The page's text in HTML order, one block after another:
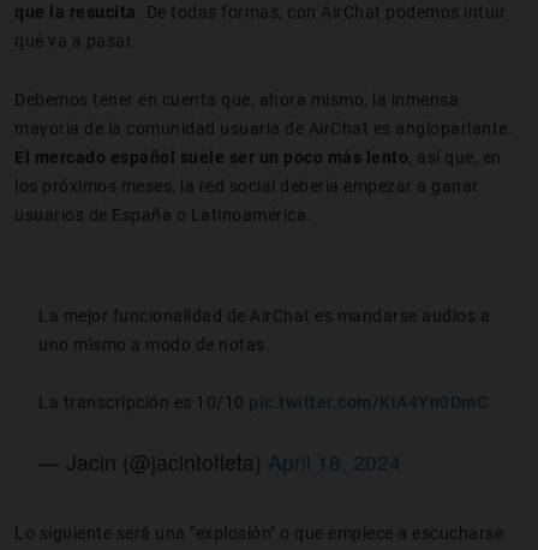
que la resucita. De todas formas, con AirChat podemos intuir
qué va a pasar.
Debemos tener en cuenta que, ahora mismo, la inmensa
mayoría de la comunidad usuaria de AirChat es angloparlante.
El mercado español suele ser un poco más lento, así que, en
los próximos meses, la red social debería empezar a ganar
usuarios de España o Latinoamérica.
La mejor funcionalidad de AirChat es mandarse audios a
uno mismo a modo de notas.
La transcripción es 10/10 pic.twitter.com/KiA4Yn0DmC
— Jacin (@jacintofleta) April 18, 2024
Lo siguiente será una "explosión" o que empiece a escucharse